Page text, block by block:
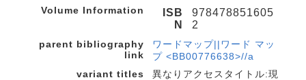
Volume Information
ISB
N
978478851605
2
parent bibliography
link
ワードマップ||ワード マッ
プ <BB00776638>//a
variant titles
異なりアクセスタイトル:現